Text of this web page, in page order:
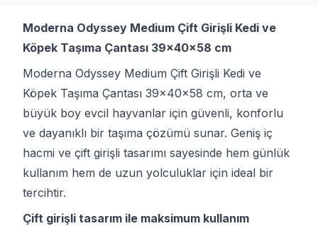
Moderna Odyssey Medium Çift Girişli Kedi ve
Köpek Taşıma Çantası 39x40x58 cm
Moderna Odyssey Medium Çift Girişli Kedi ve
Köpek Taşıma Çantası 39x40x58 cm, orta ve
büyük boy evcil hayvanlar için güvenli, konforlu
ve dayanıklı bir taşıma çözümü sunar. Geniş iç
hacmi ve çift girişli tasarımı sayesinde hem günlük
kullanım hem de uzun yolculuklar için ideal bir
tercihtir.
Çift girişli tasarım ile maksimum kullanım